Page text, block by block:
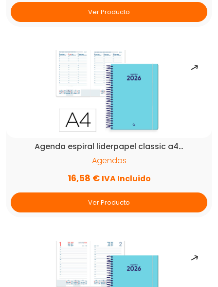
Ver Producto
Agenda espiral liderpapel classic a4…
Agendas
16,58 € IVA Incluido
Ver Producto